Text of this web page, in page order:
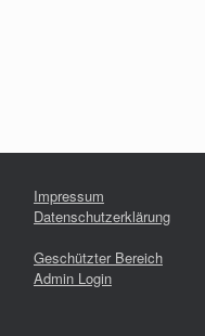
Impressum
Datenschutzerklärung
Geschützter Bereich
Admin Login